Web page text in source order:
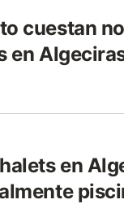
cuestan
en
en